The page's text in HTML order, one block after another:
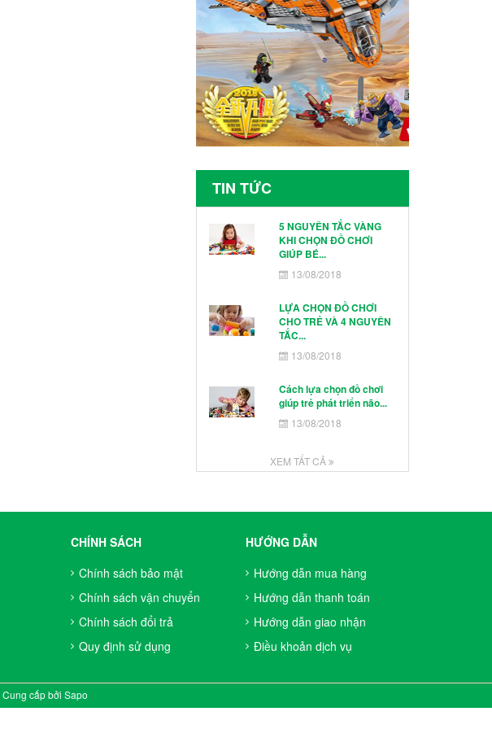
TIN TỨC
5 NGUYÊN TẮC VÀNG
KHI CHỌN ĐỒ CHƠI
GIÚP BÉ...
13/08/2018
LỰA CHỌN ĐỒ CHƠI
CHO TRẺ VÀ 4 NGUYÊN
TẮC...
13/08/2018
Cách lựa chọn đồ chơi
giúp trẻ phát triển não...
13/08/2018
XEM TẤT CẢ
CHÍNH SÁCH
Chính sách bảo mật
Chính sách vận chuyển
Chính sách đổi trả
Quy định sử dụng
HƯỚNG DẪN
Hướng dẫn mua hàng
Hướng dẫn thanh toán
Hướng dẫn giao nhận
Điều khoản dịch vụ
Cung cấp bởi Sapo